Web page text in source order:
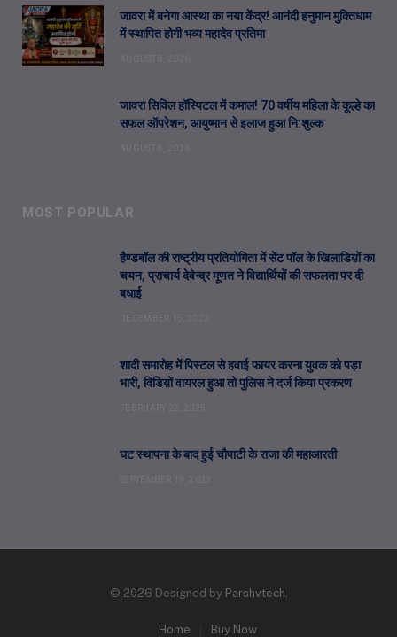
जावरा में बनेगा आस्था का नया केंद्र! आनंदी हनुमान मुक्तिधाम
में स्थापित होगी भव्य महादेव प्रतिमा
जावरा सिविल हॉस्पिटल में कमाल! 70 वर्षीय महिला के कूल्हे का
सफल ऑपरेशन, आयुष्मान से इलाज हुआ नि:शुल्क
MOST POPULAR
हैण्डबॉल की राष्ट्रीय प्रतियोगिता में सेंट पॉल के खिलाडिय़ों का
चयन, प्राचार्य देवेन्द्र मूणत ने विद्यार्थियों की सफलता पर दी
बधाई
शादी समारोह में पिस्टल से हवाई फायर करना युवक को पड़ा
भारी, विडिय़ों वायरल हुआ तो पुलिस ने दर्ज किया प्रकरण
घट स्थापना के बाद हुई चौपाटी के राजा की महाआरती
© 2026 Designed by Parshvtech.
Home Buy Now